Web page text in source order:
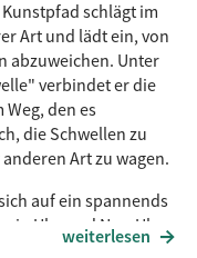
schlägt im
Art und lädt ein, von
abzuweichen. Unter
verbindet er die
den es
die Schwellen zu
Art zu wagen.
auf ein spannends
in Ulm und Neu-Ulm
weiterlesen